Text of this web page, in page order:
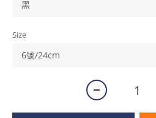
Size